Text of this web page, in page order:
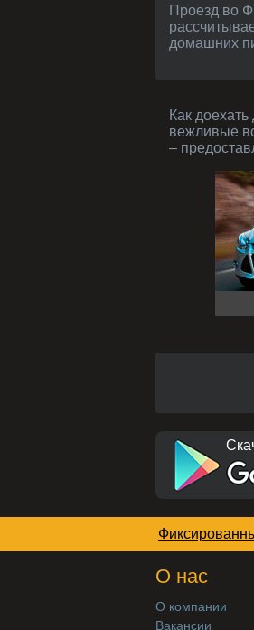
Проезд во Фрязино из Москвы, аэропорта или вокзала оплачивается по фиксированному тарифу. Полная стоимость
домашних
Как доехать дешево и без задержки в Фрязино из Вереи - (167 км) за 5340 рублей? Заказать такси - современные автомобили и
вежливые
–
О нас
О компании
Вакансии